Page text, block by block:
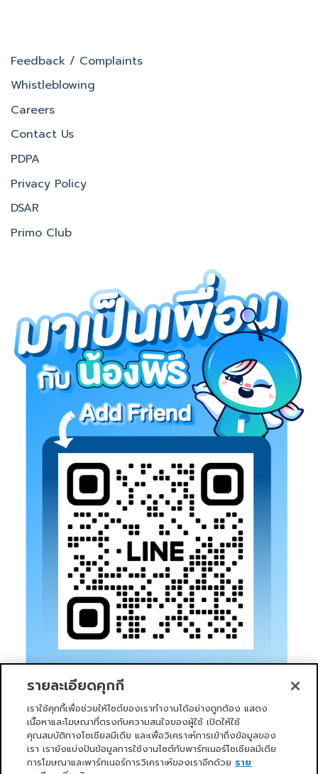
Feedback / Complaints
Whistleblowing
Careers
Contact Us
PDPA
Privacy Policy
DSAR
Primo Club
หน้าแรก บริการของเรา ข่าวสารและกิจกรรม PRIMO CLUB
รายละเอียดคุกกี้
เราใช้คุกกี้เพื่อช่วยให้ไซต์ของเราทำงานได้อย่างถูกต้อง แสดง
เนื้อหาและโฆษณาที่ตรงกับความสนใจของผู้ใช้ เปิดให้ใช้
คุณสมบัติทางโซเชียลมีเดีย และเพื่อวิเคราะห์การเข้าถึงข้อมูลของ
เรา เรายังแบ่งปันข้อมูลการใช้งานไซต์กับพาร์ทเนอร์โซเชียลมีเดีย
การโฆษณาและพาร์ทเนอร์การวิเคราะห์ของเราอีกด้วย ราย